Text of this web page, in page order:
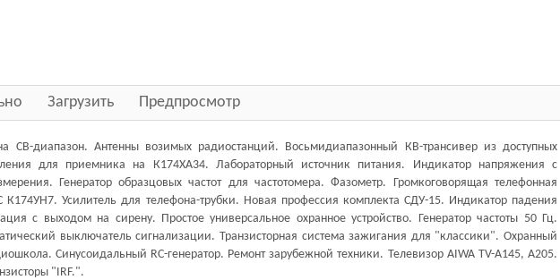
Загрузить Предпросмотр
СВ-диапазон. Антенны возимых радиостанций. Восьмидиапазонный КВ-трансивер из доступных
для приемника на К174ХА34. Лабораторный источник питания. Индикатор напряжения с
Генератор образцовых частот для частотомера. Фазометр. Громкоговорящая телефонная
Усилитель для телефона-трубки. Новая профессия комплекта СДУ-15. Индикатор падения
с выходом на сирену. Простое универсальное охранное устройство. Генератор частоты 50 Гц.
выключатель сигнализации. Транзисторная система зажигания для "классики". Охранный
Синусоидальный RC-генератор. Ремонт зарубежной техники. Телевизор AIWA TV-A145, А205.
"IRF.".